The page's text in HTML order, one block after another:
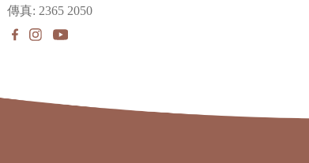
傳真: 2365 2050